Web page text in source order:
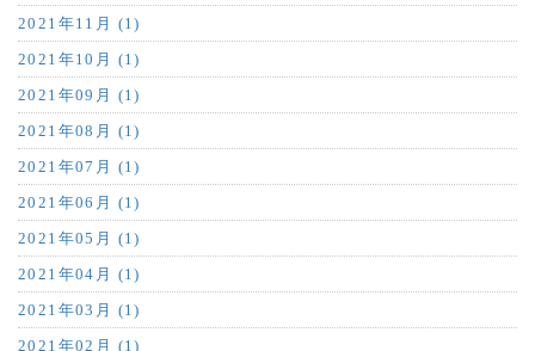
2021年11月 (1)
2021年10月 (1)
2021年09月 (1)
2021年08月 (1)
2021年07月 (1)
2021年06月 (1)
2021年05月 (1)
2021年04月 (1)
2021年03月 (1)
2021年02月 (1)